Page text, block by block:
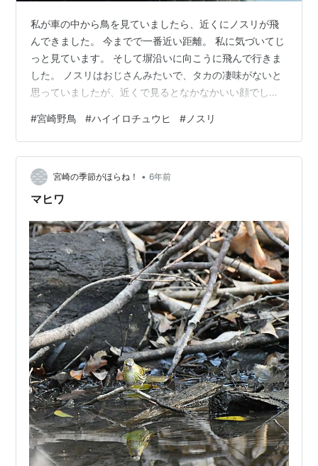
私が車の中から鳥を見ていましたら、近くにノスリが飛
んできました。 今までで一番近い距離。 私に気づいてじ
っと見ています。 そして塀沿いに向こうに飛んで行きま
した。 ノスリはおじさんみたいで、タカの凄味がないと
思っていましたが、近くで見るとなかなかいい顔でし
#宮崎野鳥 #ハイイロチュウヒ # ノスリ
宮崎の季節がほらね！ • 6年前
マヒワ